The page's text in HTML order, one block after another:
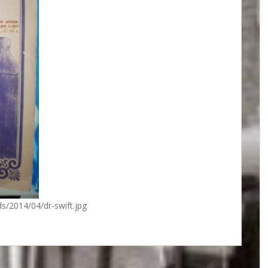
2014/04/dr-swift.jpg